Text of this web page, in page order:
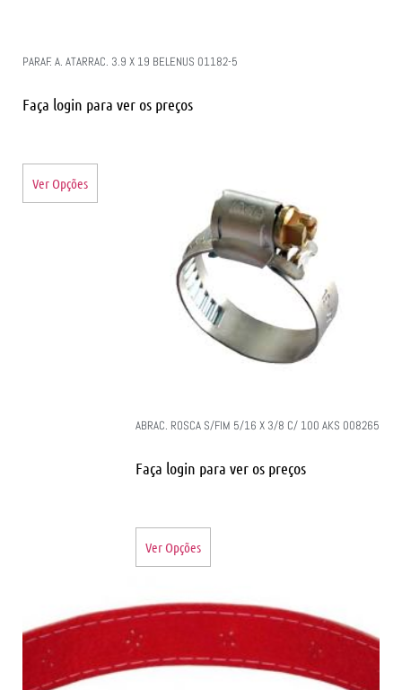
PARAF. A. ATARRAC. 3.9 X 19 BELENUS 01182-5
Faça login para ver os preços
Ver Opções
ABRAC. ROSCA S/FIM 5/16 X 3/8 C/ 100 AKS 008265
Faça login para ver os preços
Ver Opções